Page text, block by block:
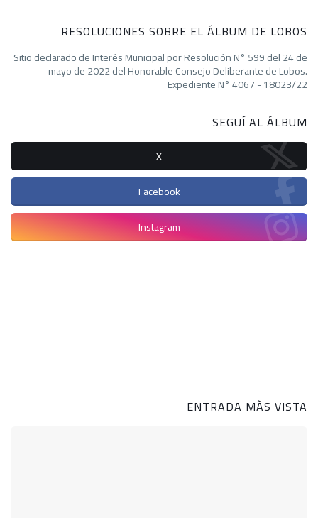
RESOLUCIONES SOBRE EL ÁLBUM DE LOBOS
Sitio declarado de Interés Municipal por Resolución N° 599 del 24 de
mayo de 2022 del Honorable Consejo Deliberante de Lobos.
Expediente N° 4067 - 18023/22
SEGUÍ AL ÁLBUM
X
Facebook
Instagram
ENTRADA MÀS VISTA